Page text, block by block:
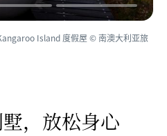
Island 度假屋 © 南澳大利亚旅
， 放松身心